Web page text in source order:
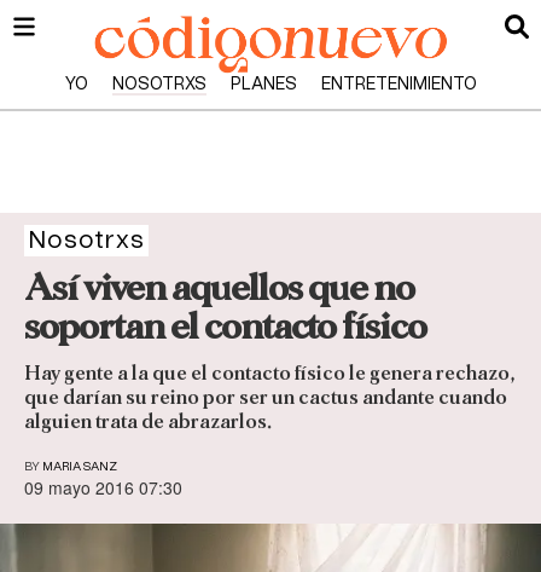
YO NOSOTRXS PLANES ENTRETENIMIENTO
Nosotrxs
Así viven aquellos que no
soportan el contacto físico
Hay gente a la que el contacto físico le genera rechazo,
que darían su reino por ser un cactus andante cuando
alguien trata de abrazarlos.
BY MARIA SANZ
09 mayo 2016 07:30